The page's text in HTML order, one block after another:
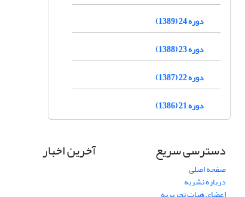
دوره 24 (1389)
دوره 23 (1388)
دوره 22 (1387)
دوره 21 (1386)
دسترسی سریع
صفحه اصلی
درباره نشریه
آخرین اخبار